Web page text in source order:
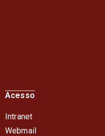
Acesso
Intranet
Webmail